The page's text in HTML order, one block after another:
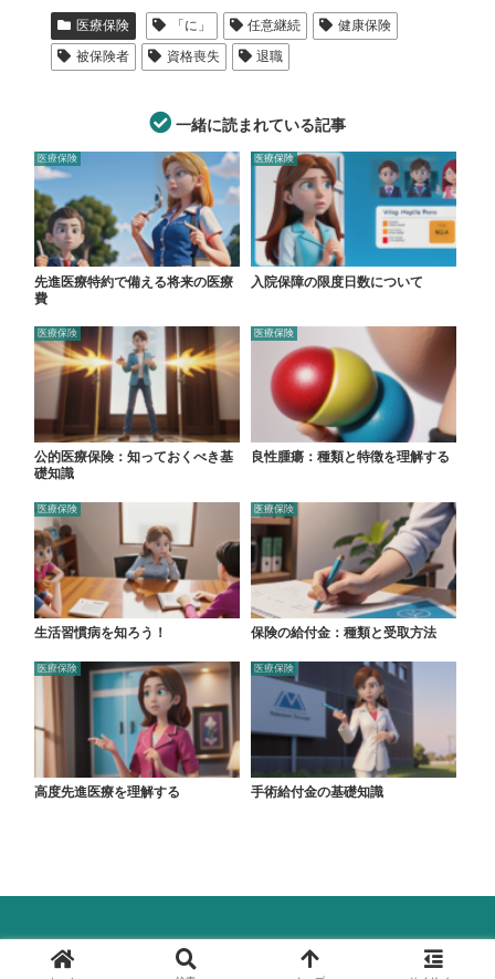
医療保険 「に」 任意継続
健康保険
被保険者
資格喪失 退職
一緒に読まれている記事
医療保険
先進医療特約で備える将来の医療
費
医療保険
入院保障の限度日数について
医療保険
公的医療保険：知っておくべき基
礎知識
医療保険
良性腫瘍：種類と特徴を理解する
医療保険
生活習慣病を知ろう！
医療保険
保険の給付金：種類と受取方法
医療保険
高度先進医療を理解する
医療保険
手術給付金の基礎知識
© 2024 保険ラボ.